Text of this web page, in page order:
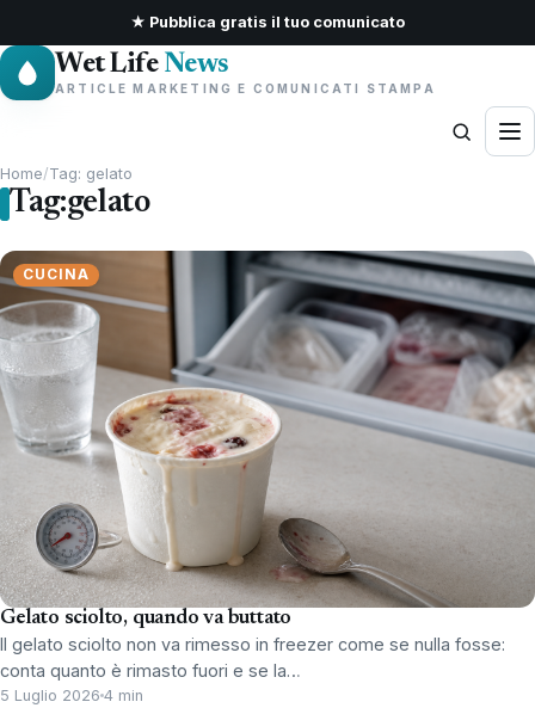
★ Pubblica gratis il tuo comunicato
Wet Life News
ARTICLE MARKETING E COMUNICATI STAMPA
Home/Tag: gelato
Tag:gelato
CUCINA
Gelato sciolto, quando va buttato
Il gelato sciolto non va rimesso in freezer come se nulla fosse:
conta quanto è rimasto fuori e se la…
5 Luglio 2026 4 min